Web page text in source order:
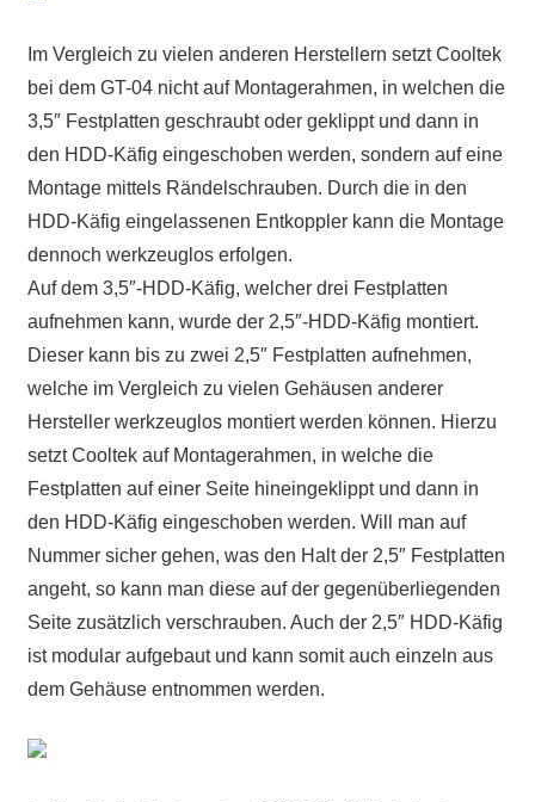
Im Vergleich zu vielen anderen Herstellern setzt Cooltek
bei dem GT-04 nicht auf Montagerahmen, in welchen die
3,5″ Festplatten geschraubt oder geklippt und dann in
den HDD-Käfig eingeschoben werden, sondern auf eine
Montage mittels Rändelschrauben. Durch die in den
HDD-Käfig eingelassenen Entkoppler kann die Montage
dennoch werkzeuglos erfolgen.
Auf dem 3,5″-HDD-Käfig, welcher drei Festplatten
aufnehmen kann, wurde der 2,5″-HDD-Käfig montiert.
Dieser kann bis zu zwei 2,5″ Festplatten aufnehmen,
welche im Vergleich zu vielen Gehäusen anderer
Hersteller werkzeuglos montiert werden können. Hierzu
setzt Cooltek auf Montagerahmen, in welche die
Festplatten auf einer Seite hineingeklippt und dann in
den HDD-Käfig eingeschoben werden. Will man auf
Nummer sicher gehen, was den Halt der 2,5″ Festplatten
angeht, so kann man diese auf der gegenüberliegenden
Seite zusätzlich verschrauben. Auch der 2,5″ HDD-Käfig
ist modular aufgebaut und kann somit auch einzeln aus
dem Gehäuse entnommen werden.